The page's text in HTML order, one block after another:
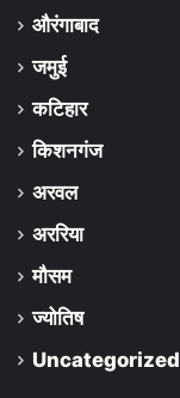
औरंगाबाद
जमुई
कटिहार
किशनगंज
अरवल
अररिया
मौसम
ज्योतिष
Uncategorized